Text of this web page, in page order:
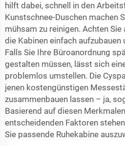
hilft dabei, schnell in den
Kunstschnee-Duschen machen
mühsam zu reinigen. Achten
die Kabinen einfach aufzubauen
Falls Sie Ihre Büroanordnung
gestalten müssen, lässt sich
problemlos umstellen. Die
jenen kostengünstigen
zusammenbauen lassen – ja,
Basierend auf diesen
entscheidenden Faktoren
Sie passende Ruhekabine